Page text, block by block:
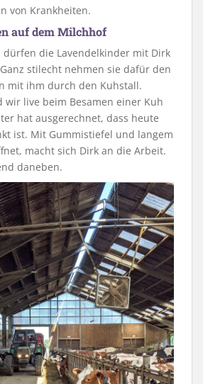
von Krankheiten.
auf dem Milchhof
dürfen die Lavendelkinder mit Dirk
stilecht nehmen sie dafür den
mit ihm durch den Kuhstall.
wir live beim Besamen einer Kuh
hat ausgerechnet, dass heute
ist. Mit Gummistiefel und langem
macht sich Dirk an die Arbeit.
daneben.